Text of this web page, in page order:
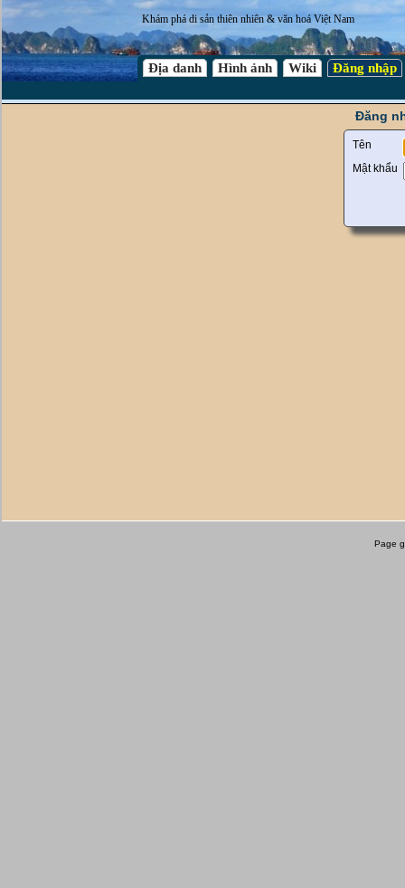
Khám phá di sản thiên nhiên & văn hoá Việt Nam
Địa danh Hình ảnh Wiki Đăng nhập
Đăng
Tên
Mật khẩu
Page